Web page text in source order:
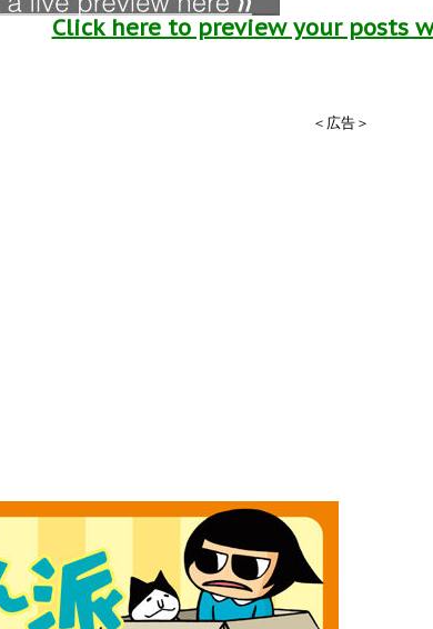
Click here to preview your posts
＜広告＞